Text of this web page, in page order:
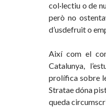
col·lectiu o de
però no
d’usdefruit o
Així com el
Catalunya,
prolífica sobre
Stratae dóna
queda